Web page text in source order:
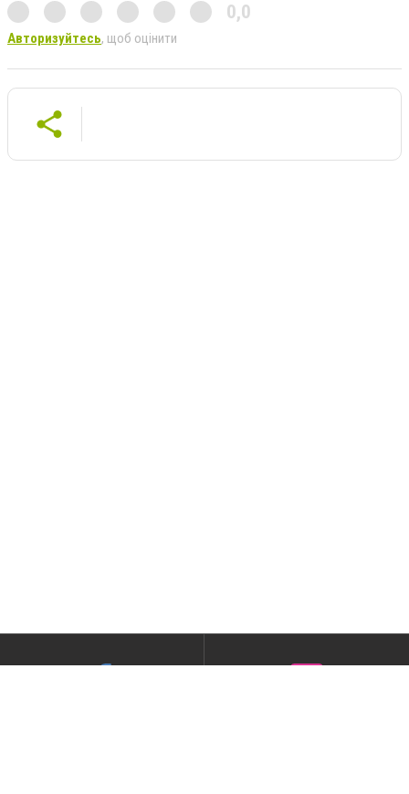
0,0
Авторизуйтесь, щоб оцінити